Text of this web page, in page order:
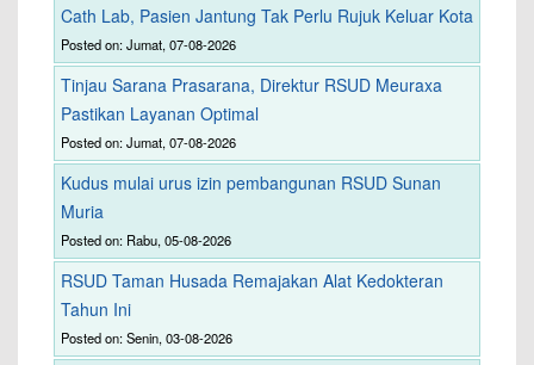
Cath Lab, Pasien Jantung Tak Perlu Rujuk Keluar Kota
Posted on: Jumat, 07-08-2026
Tinjau Sarana Prasarana, Direktur RSUD Meuraxa
Pastikan Layanan Optimal
Posted on: Jumat, 07-08-2026
Kudus mulai urus izin pembangunan RSUD Sunan
Muria
Posted on: Rabu, 05-08-2026
RSUD Taman Husada Remajakan Alat Kedokteran
Tahun Ini
Posted on: Senin, 03-08-2026